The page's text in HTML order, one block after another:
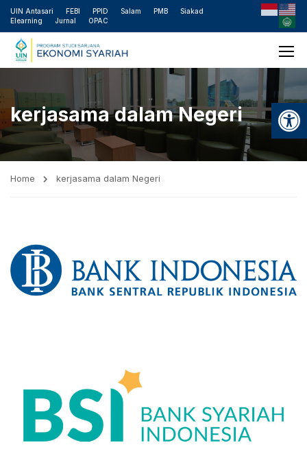
UIN Antasari FEBI PPID Salam PMB
Siakad
Elearning
Jurnal OPAC
kerjasama dalam Negeri
Home kerjasama dalam Negeri